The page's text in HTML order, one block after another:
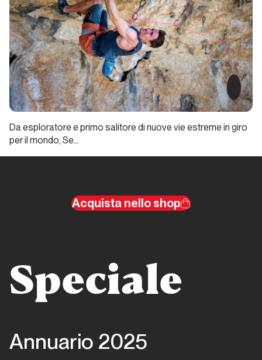
Gennaio
2025.
Alpinismo
e ghiaccio
Report Alpinismo e
ghiaccio
Report Alpinismo e
ghiaccio
Marzo
2025.
Da esploratore e primo salitore di nuove vie estreme in giro
per il mondo, Se…
Speciale
Annuario 2025
Acquista nello shop